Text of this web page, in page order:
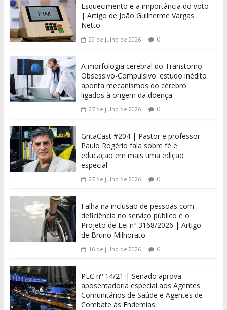
Esquecimento e a importância do voto
| Artigo de João Guilherme Vargas
Netto
29 de julho de 2026 0
A morfologia cerebral do Transtorno
Obsessivo-Compulsivo: estudo inédito
aponta mecanismos do cérebro
ligados à origem da doença
27 de julho de 2026 0
GritaCast #204 | Pastor e professor
Paulo Rogério fala sobre fé e
educação em mais uma edição
especial
27 de julho de 2026 0
Falha na inclusão de pessoas com
deficiência no serviço público e o
Projeto de Lei nº 3168/2026 | Artigo
de Bruno Milhorato
16 de julho de 2026 0
PEC nº 14/21 | Senado aprova
aposentadoria especial aos Agentes
Comunitários de Saúde e Agentes de
Combate às Endemias